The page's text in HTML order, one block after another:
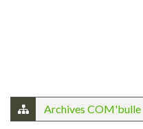
Archives COM'bulle